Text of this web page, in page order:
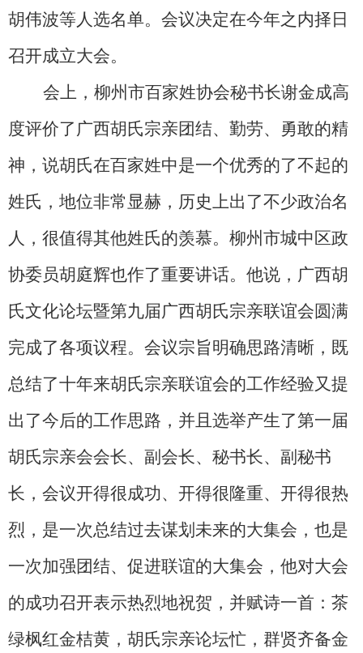
胡伟波等人选名单。会议决定在今年之内择日
召开成立大会。
会上，柳州市百家姓协会秘书长谢金成高
度评价了广西胡氏宗亲团结、勤劳、勇敢的精
神，说胡氏在百家姓中是一个优秀的了不起的
姓氏，地位非常显赫，历史上出了不少政治名
人，很值得其他姓氏的羡慕。柳州市城中区政
协委员胡庭辉也作了重要讲话。他说，广西胡
氏文化论坛暨第九届广西胡氏宗亲联谊会圆满
完成了各项议程。会议宗旨明确思路清晰，既
总结了十年来胡氏宗亲联谊会的工作经验又提
出了今后的工作思路，并且选举产生了第一届
胡氏宗亲会会长、副会长、秘书长、副秘书
长，会议开得很成功、开得很隆重、开得很热
烈，是一次总结过去谋划未来的大集会，也是
一次加强团结、促进联谊的大集会，他对大会
的成功召开表示热烈地祝贺，并赋诗一首：茶
绿枫红金桔黄，胡氏宗亲论坛忙，群贤齐备金